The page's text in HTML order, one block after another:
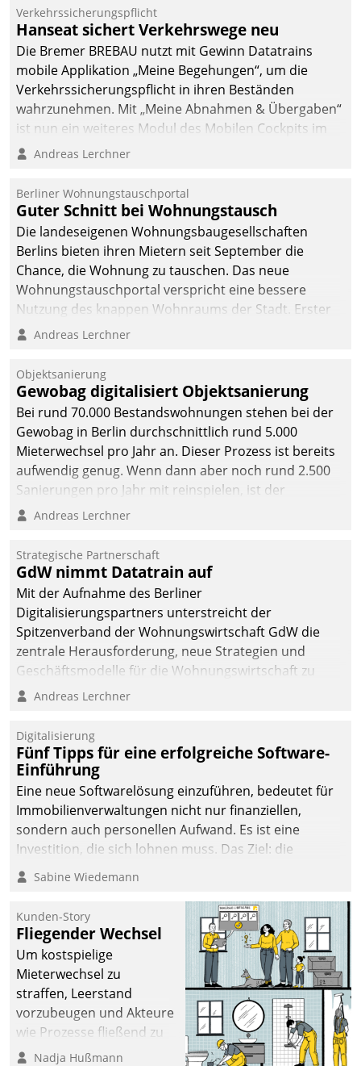
Verkehrssicherungspflicht
Hanseat sichert Verkehrswege neu
Die Bremer BREBAU nutzt mit Gewinn Datatrains
mobile Applikation „Meine Begehungen“, um die
Verkehrssicherungspflicht in ihren Beständen
wahrzunehmen. Mit „Meine Abnahmen & Übergaben“
ist nun ein weiteres Modul des Mobilen Cockpits im
Einsatz.
Andreas Lerchner
Berliner Wohnungstauschportal
Guter Schnitt bei Wohnungstausch
Die landeseigenen Wohnungsbaugesellschaften
Berlins bieten ihren Mietern seit September die
Chance, die Wohnung zu tauschen. Das neue
Wohnungstauschportal verspricht eine bessere
Nutzung des knappen Wohnraums der Stadt. Erster
Anwendungsfall für Datatrains Lösung API-Hub mit
Unternehmen.
Andreas Lerchner
Objektsanierung
Gewobag digitalisiert Objektsanierung
Bei rund 70.000 Bestandswohnungen stehen bei der
Gewobag in Berlin durchschnittlich rund 5.000
Mieterwechsel pro Jahr an. Dieser Prozess ist bereits
aufwendig genug. Wenn dann aber noch rund 2.500
Sanierungen pro Jahr mit reinspielen, ist der
Betreuungs- und Organisationsaufwand immens. Im
kommunale Wohnungsbauunternehmen daher
gemeinsam mit der Berliner Datatrain GmbH den
Teilprozess der Objektsanierung digitalisiert.
Andreas Lerchner
Strategische Partnerschaft
GdW nimmt Datatrain auf
Mit der Aufnahme des Berliner
Digitalisierungspartners unterstreicht der
Spitzenverband der Wohnungswirtschaft GdW die
zentrale Herausforderung, neue Strategien und
Geschäftsmodelle für die Wohnungswirtschaft zu
entwickeln.
Andreas Lerchner
Digitalisierung
Fünf Tipps für eine erfolgreiche Software-
Einführung
Eine neue Softwarelösung einzuführen, bedeutet für
Immobilienverwaltungen nicht nur finanziellen,
sondern auch personellen Aufwand. Es ist eine
Investition, die sich lohnen muss. Das Ziel: die
nachhaltige Optimierung der Geschäftsabläufe. Damit
dieses Ziel erreicht wird, sollten einige Grundregeln
Sabine Wiedemann
Kunden-Story
Fliegender Wechsel
Um kostspielige
Mieterwechsel zu
straffen, Leerstand
vorzubeugen und Akteure
wie Prozesse fließend zu
vernetzen, nutzt die
Nadja Hußmann